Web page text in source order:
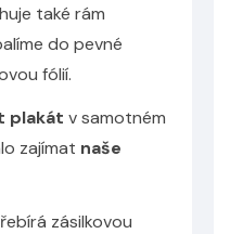
také rám
do pevné
fólií.
plakát v samotném
zajímat naše
zásilkovou